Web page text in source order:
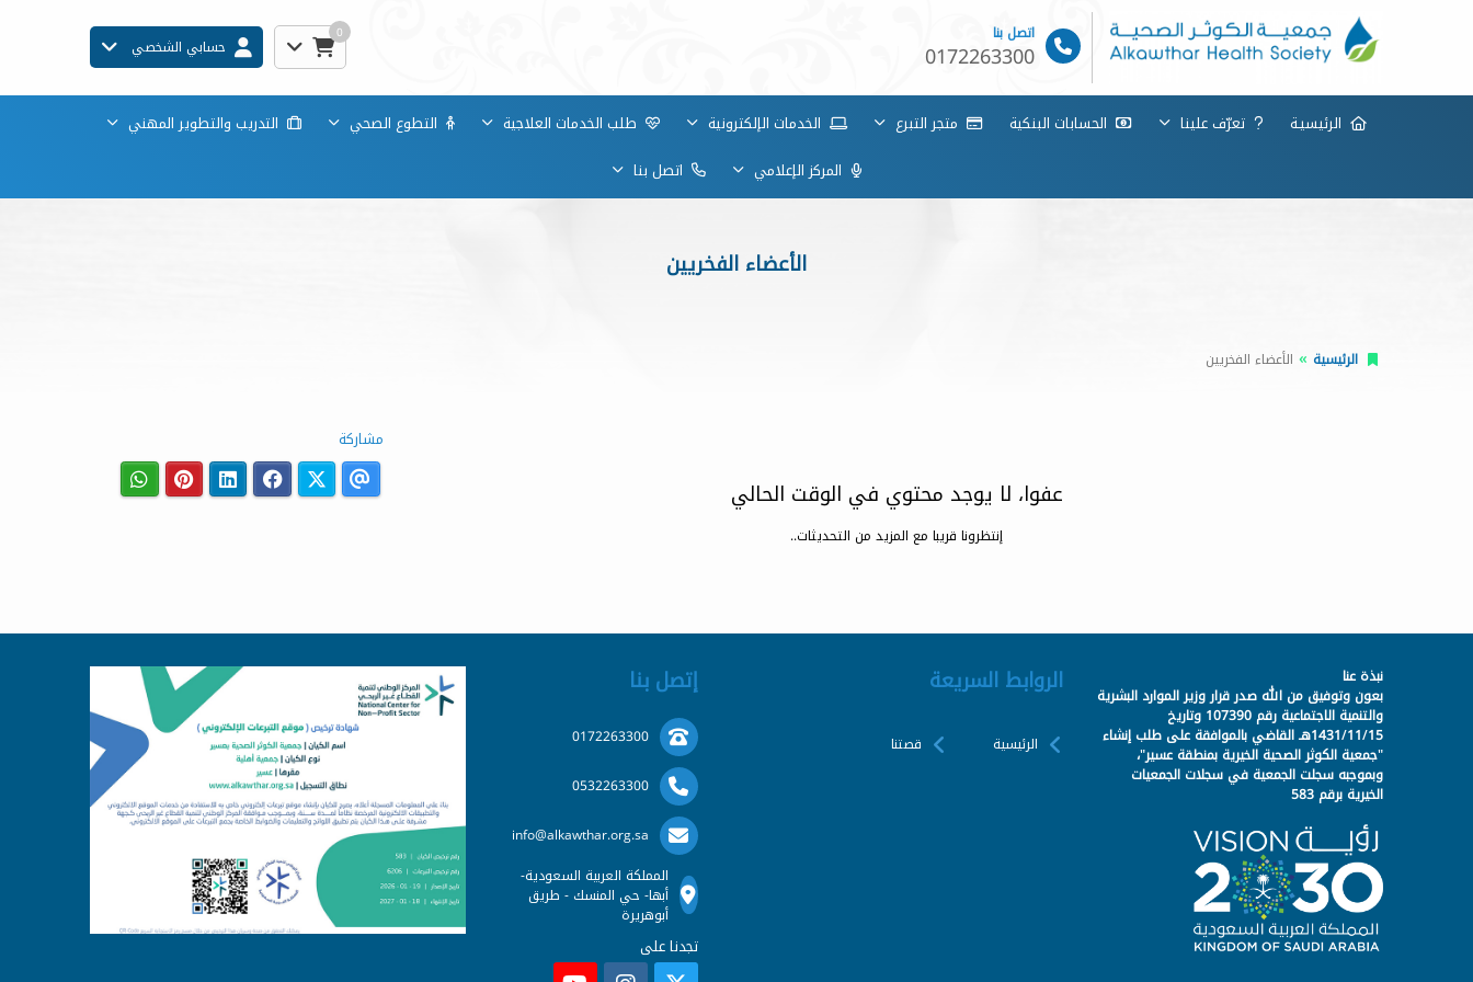
اتصل بنا
0172263300
0
حسابي الشخصي
الرئيسيـة تعرّف علينا الحسابات البنكية متجر التبرع الخدمات الإلكترونية طلب الخدمات العلاجية التطوع الصحي
التدريب والتطوير المهني
المركز الإعلامي
اتصل بنا
الأعضاء الفخريين
الرئيسية الأعضاء الفخريين
عفوا، لا يوجد محتوي في الوقت الحالي
إنتظرونا قريبا مع المزيد من التحديثات..
مشاركة
نبذة عنا
بعون وتوفيق من الله صدر قرار وزير الموارد البشرية
والتنمية الاجتماعية رقم 107390 وتاريخ
1431/11/15هـ القاضي بالموافقة على طلب إنشاء
"جمعية الكوثر الصحية الخيرية بمنطقة عسير"،
وبموجبه سجلت الجمعية في سجلات الجمعيات
الخيرية برقم 583
الروابط السريعة
الرئيسية قصتنا
إتصل بنا
0172263300
0532263300
info@alkawthar.org.sa
المملكة العربية السعودية-
أبها- حي المنسك - طريق
أبوهريرة
تجدنا على